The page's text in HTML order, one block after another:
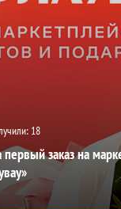
18
заказ на